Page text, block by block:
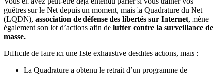
guêtres sur le Net depuis un moment, mais la Quadrature du Net
(LQDN), association de défense des libertés sur Internet, mène
également son lot d’actions afin de lutter contre la surveillance de
masse.
Difficile de faire ici une liste exhaustive desdites actions, mais :
La Quadrature a obtenu le retrait d’un programme de